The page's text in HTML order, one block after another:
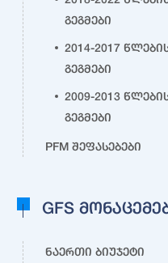
გეგმები
2014-2017
გეგმები
2009-2013
გეგმები
PFM შეფასებები
GFS
ნაერთი ბიუჯეტი